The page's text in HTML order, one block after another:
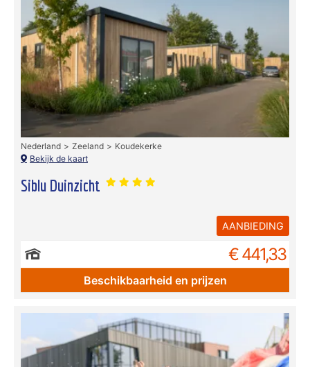
Siblu Duinzicht
Nederland Zeeland
Koudekerke
Bekijk de kaart
AANBIEDING
€ 441,33
Beschikbaarheid en prijzen